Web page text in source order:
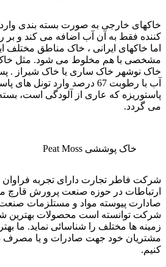
خاکهای خارجی به صورت بسته بندی
کننده فقط به آن آب اضافه می کند و
اما خاکهای ایرانی ، خاک مناطق مختلف
مشخصی با هم مخلوط می شود. مثل خاک
خاک نوشهر خاک ساری یا خاک شیراز .
آب با رطوبت 67 درصد وارد
پاستوریزه که عاری از آلودگی است،
می گردد.
خاک پوششی Peat Moss
شرکت فاطر تجارت دارای تجربه
ارتباطات در حوزه صنعت پرورش قارچ
صادارت پیوسته مواد و مستلزمات
شرکت توانسته است محصولات بهترین
زمینه ها مختلف را شناسائی نماید. ما
مشتریان خود جهت صادرات و یا
کنیم.